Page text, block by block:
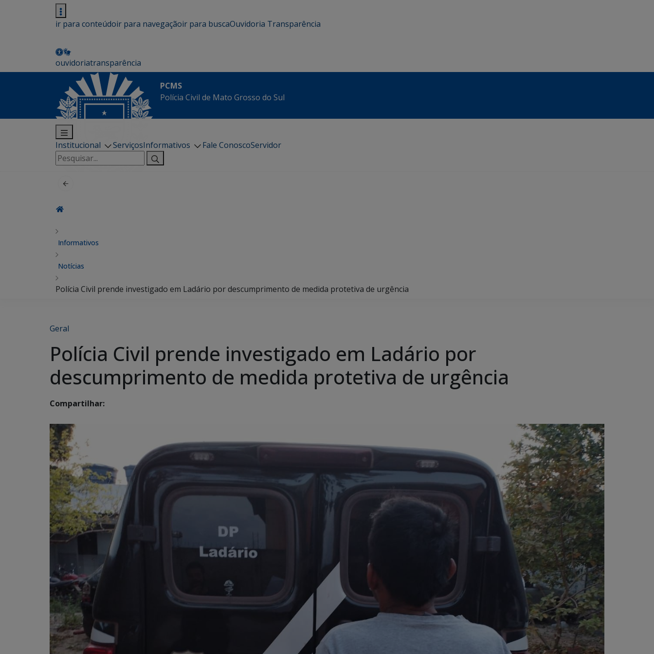
ir para conteúdoir para navegaçãoir para buscaOuvidoria Transparência
ouvidoriatransparência
PCMS
Polícia Civil de Mato Grosso do Sul
Institucional ServiçosInformativos Fale ConoscoServidor
Pesquisar
por:
Informativos
Notícias
Polícia Civil prende investigado em Ladário por descumprimento de medida protetiva de urgência
Geral
Polícia Civil prende investigado em Ladário por
descumprimento de medida protetiva de urgência
Compartilhar: